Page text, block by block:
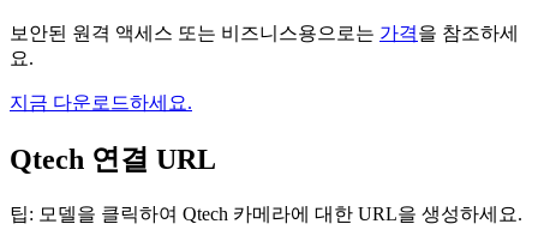
보안된 원격 액세스 또는 비즈니스용으로는 가격을 참조하세
요.
지금 다운로드하세요.
Qtech 연결 URL
팁: 모델을 클릭하여 Qtech 카메라에 대한 URL을 생성하세요.